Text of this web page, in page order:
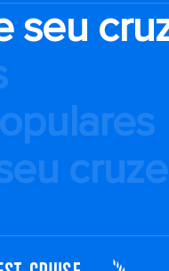
seu